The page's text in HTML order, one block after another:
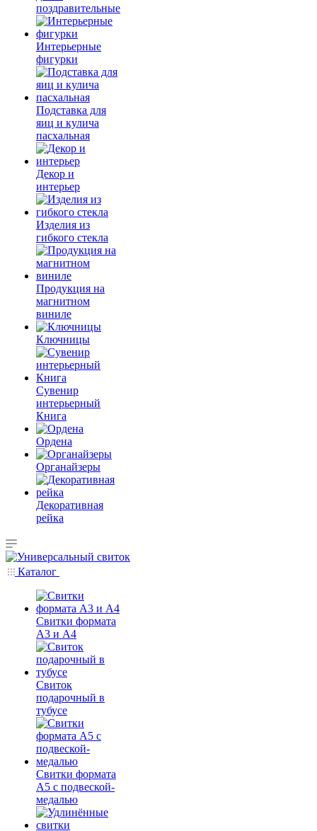
поздравительные
Интерьерные
фигурки
Подставка для
яиц и кулича
пасхальная
Декор и
интерьер
Изделия из
гибкого стекла
Продукция на
магнитном
виниле
Ключницы
Сувенир
интерьерный
Книга
Ордена
Органайзеры
Декоративная
рейка
Каталог
Свитки формата
А3 и А4
Свиток
подарочный в
тубусе
Свитки формата
А5 с подвеской-
медалью